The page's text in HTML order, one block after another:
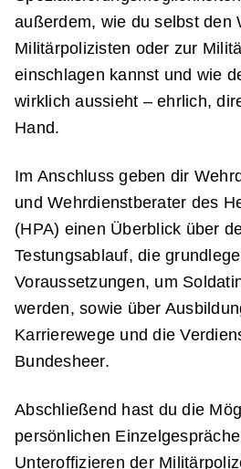
außerdem, wie du selbst den
Militärpolizisten oder zur
einschlagen kannst und wie
wirklich aussieht – ehrlich,
Hand.
Im Anschluss geben dir
und Wehrdienstberater des
(HPA) einen Überblick über
Testungsablauf, die
Voraussetzungen, um
werden, sowie über
Karrierewege und die
Bundesheer.
Abschließend hast du die
persönlichen
Unteroffizieren der